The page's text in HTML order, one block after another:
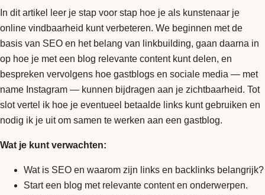
In dit artikel leer je stap voor stap hoe je als kunstenaar je
online vindbaarheid kunt verbeteren. We beginnen met de
basis van SEO en het belang van linkbuilding, gaan daarna in
op hoe je met een blog relevante content kunt delen, en
bespreken vervolgens hoe gastblogs en sociale media — met
name Instagram — kunnen bijdragen aan je zichtbaarheid. Tot
slot vertel ik hoe je eventueel betaalde links kunt gebruiken en
nodig ik je uit om samen te werken aan een gastblog.
Wat je kunt verwachten:
Wat is SEO en waarom zijn links en backlinks belangrijk?
Start een blog met relevante content en onderwerpen.